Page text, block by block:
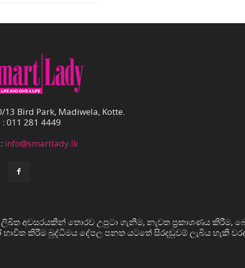
13 Bird Park, Madiwela, Kotte.
: 011 281 4449
info@smartlady.lk
ලිඛිත අවසරයකින් තොරව උපුටා ගැනීම, නැවත ප්‍රකාශණය කිරීම,
කිරීම බුද්ධිමය දේපල පනත යටතේ සිරදඬුවම් ලැබිය හැකි